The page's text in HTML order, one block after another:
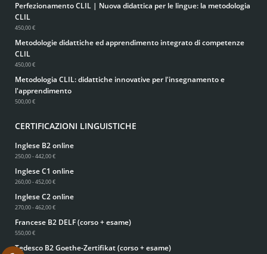
Perfezionamento CLIL | Nuova didattica per le lingue: la metodologia
CLIL
450,00 €
Metodologie didattiche ed apprendimento integrato di competenze
CLIL
450,00 €
Metodologia CLIL: didattiche innovative per l'insegnamento e
l'apprendimento
500,00 €
CERTIFICAZIONI LINGUISTICHE
Inglese B2 online
250,00 - 442,00 €
Inglese C1 online
260,00 - 452,00 €
Inglese C2 online
270,00 - 462,00 €
Francese B2 DELF (corso + esame)
550,00 €
Tedesco B2 Goethe-Zertifikat (corso + esame)